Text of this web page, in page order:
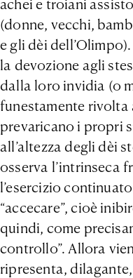
achei e troiani
(donne, vecchi,
e gli dèi
la devozione agli
dalla loro invidia (o
funestamente rivolta
prevaricano i propri
all’altezza degli dèi
osserva l’intrinseca
l’esercizio
“accecare”, cioè
quindi, come
controllo”. Allora
ripresenta,